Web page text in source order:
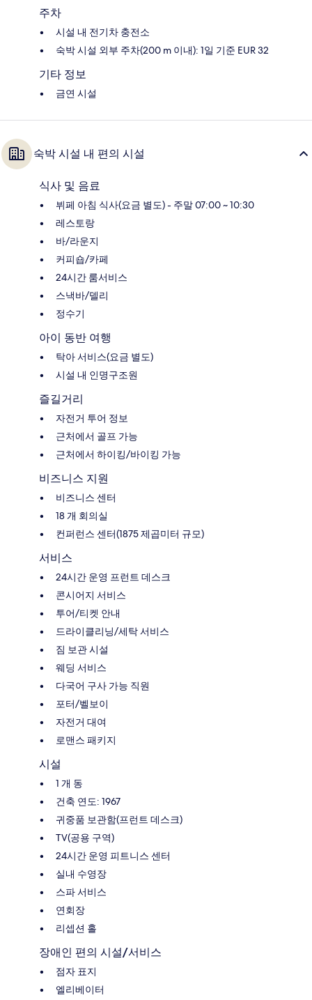
주차
시설 내 전기차 충전소
숙박 시설 외부 주차(200 m 이내): 1일 기준 EUR 32
기타 정보
금연 시설
숙박 시설 내 편의 시설
식사 및 음료
뷔페 아침 식사(요금 별도) - 주말 07:00 ~ 10:30
레스토랑
바/라운지
커피숍/카페
24시간 룸서비스
스낵바/델리
정수기
아이 동반 여행
탁아 서비스(요금 별도)
시설 내 인명구조원
즐길거리
자전거 투어 정보
근처에서 골프 가능
근처에서 하이킹/바이킹 가능
비즈니스 지원
비즈니스 센터
18 개 회의실
컨퍼런스 센터(1875 제곱미터 규모)
서비스
24시간 운영 프런트 데스크
콘시어지 서비스
투어/티켓 안내
드라이클리닝/세탁 서비스
짐 보관 시설
웨딩 서비스
다국어 구사 가능 직원
포터/벨보이
자전거 대여
로맨스 패키지
시설
1 개 동
건축 연도: 1967
귀중품 보관함(프런트 데스크)
TV(공용 구역)
24시간 운영 피트니스 센터
실내 수영장
스파 서비스
연회장
리셉션 홀
장애인 편의 시설/서비스
점자 표지
엘리베이터